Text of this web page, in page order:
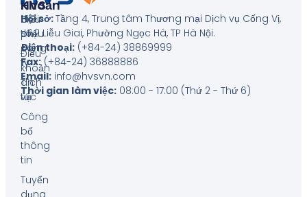
Hội sở:Tầng 4, Trung tâm Thương mại Dịch vụ Cống Vị,
số 2 Liễu Giai, Phường Ngọc Hà, TP Hà Nội.
Điện thoại:(+84-24) 38869999
Fax:(+84-24) 36888886
Email:info@hvsvn.com
Thời gian làm việc:08:00 - 17:00 (Thứ 2 - Thứ 6)
HVS
Giới
thiệu
công
ty
Tin
tức
Công
bố
thông
tin
Tuyển
Khoản
Biểu
phí
Điều
khoản
dịch
vụ